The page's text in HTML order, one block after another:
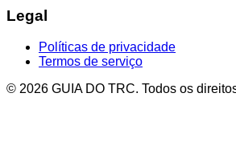
Legal
Políticas de privacidade
Termos de serviço
© 2026 GUIA DO TRC. Todos os